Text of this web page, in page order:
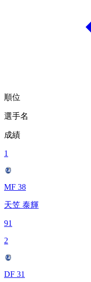
順位
選手名
成績
1
MF 38
天笠 泰輝
91
2
DF 31